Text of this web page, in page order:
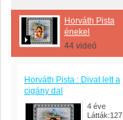
Horváth Pista
énekel
44 videó
Horváth Pista : Divat lett a
cigány dal
4 éve
Látták:127